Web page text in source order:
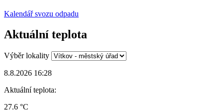
Kalendář svozu odpadu
Aktuální teplota
Výběr lokality
8.8.2026 16:28
Aktuální teplota:
27.6 °C